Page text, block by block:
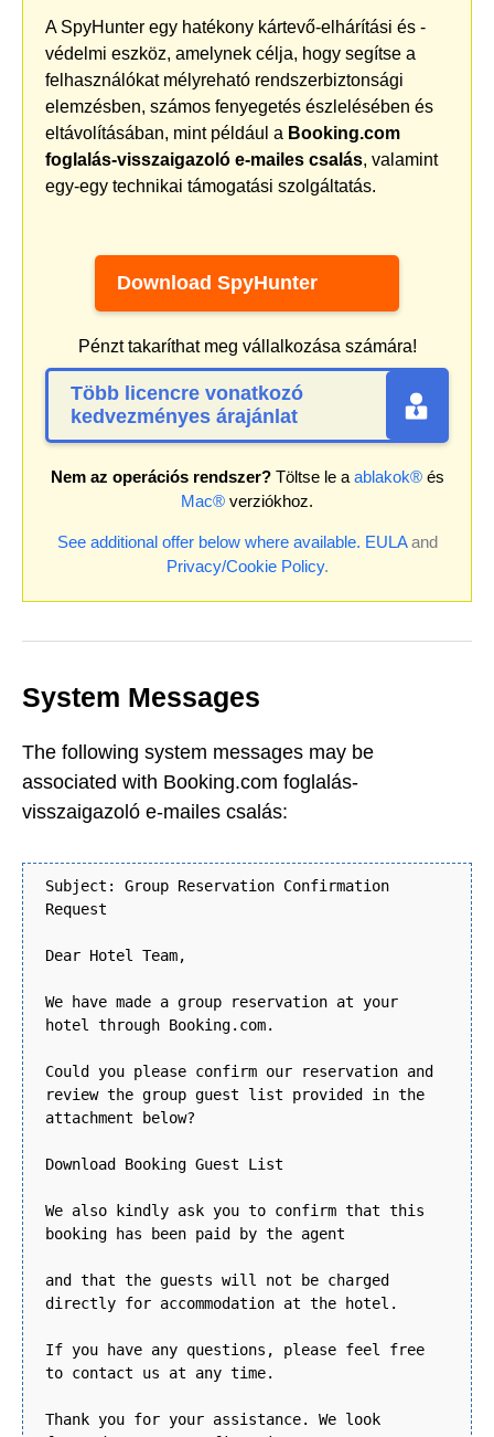
A SpyHunter egy hatékony kártevő-elhárítási és -
védelmi eszköz, amelynek célja, hogy segítse a
felhasználókat mélyreható rendszerbiztonsági
elemzésben, számos fenyegetés észlelésében és
eltávolításában, mint például a Booking.com
foglalás-visszaigazoló e-mailes csalás, valamint
egy-egy technikai támogatási szolgáltatás.
Download SpyHunter
Pénzt takaríthat meg vállalkozása számára!
Több licencre vonatkozó
kedvezményes árajánlat
Nem az operációs rendszer?Töltse le aablakok®és
Mac® verziókhoz.
See additional offer below where available. EULAand
Privacy/Cookie Policy.
System Messages
The following system messages may be
associated with Booking.com foglalás-
visszaigazoló e-mailes csalás:
Subject: Group Reservation Confirmation
Request
Dear Hotel Team,
We have made a group reservation at your
hotel through Booking.com.
Could you please confirm our reservation and
review the group guest list provided in the
attachment below?
Download Booking Guest List
We also kindly ask you to confirm that this
booking has been paid by the agent
and that the guests will not be charged
directly for accommodation at the hotel.
If you have any questions, please feel free
to contact us at any time.
Thank you for your assistance. We look